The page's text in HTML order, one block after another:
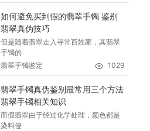
如何避免买到假的翡翠手镯 鉴别
翡翠真伪技巧
但是随着翡翠走入寻常百姓家，其翡翠
手镯的
翡翠手镯鉴定
1029
翡翠手镯真伪鉴别最常用三个方法
翡翠手镯相关知识
而假翡翠由于经过化学处理，颜色都是
染料侵